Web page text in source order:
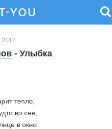
2012
- Улыбка
тепло,
во сне,
в окно